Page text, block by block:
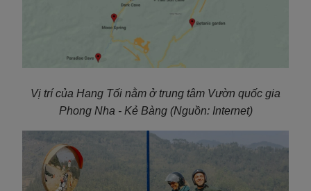
Vị trí của Hang Tối nằm ở trung tâm Vườn quốc gia
Phong Nha - Kẻ Bàng (Nguồn: Internet)